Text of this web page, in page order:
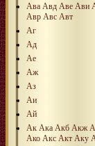
Ава Авд Аве Ави
Авр Авс Авт
Аг
Ад
Ае
Аж
Аз
Аи
Ай
Ак Ака Акб Акж
Ако Акс Акт Аку